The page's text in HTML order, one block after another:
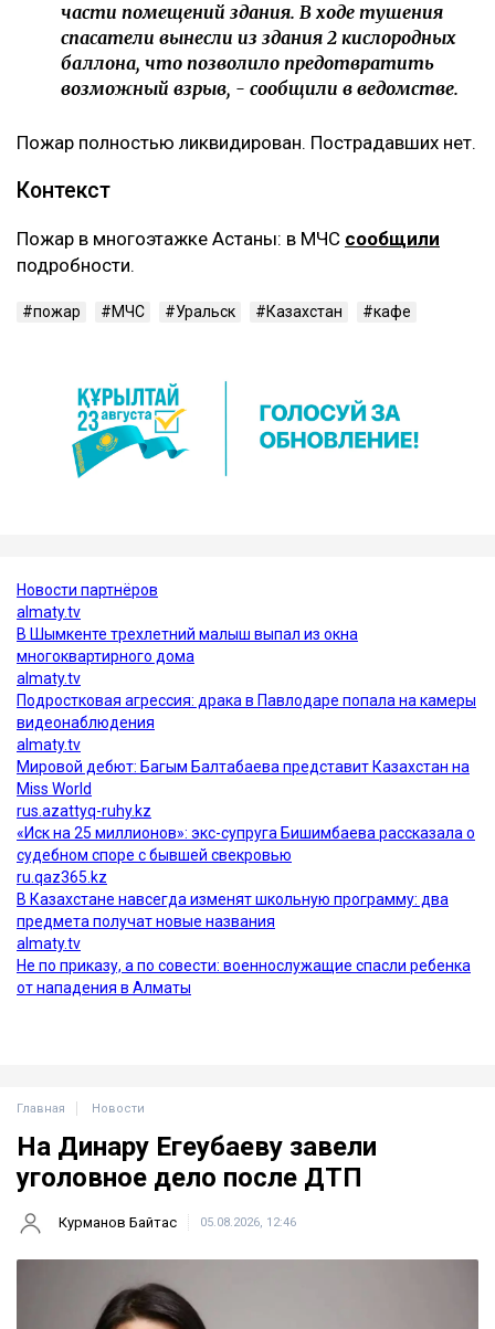
части помещений здания. В ходе тушения
спасатели вынесли из здания 2 кислородных
баллона, что позволило предотвратить
возможный взрыв, - сообщили в ведомстве.
Пожар полностью ликвидирован. Пострадавших нет.
Контекст
Пожар в многоэтажке Астаны: в МЧС сообщили
подробности.
пожар МЧС Уральск Казахстан кафе
Новости